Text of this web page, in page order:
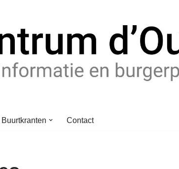
Buurtkranten Contact